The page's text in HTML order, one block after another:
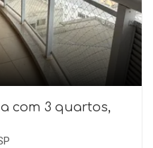
com 3 quartos,